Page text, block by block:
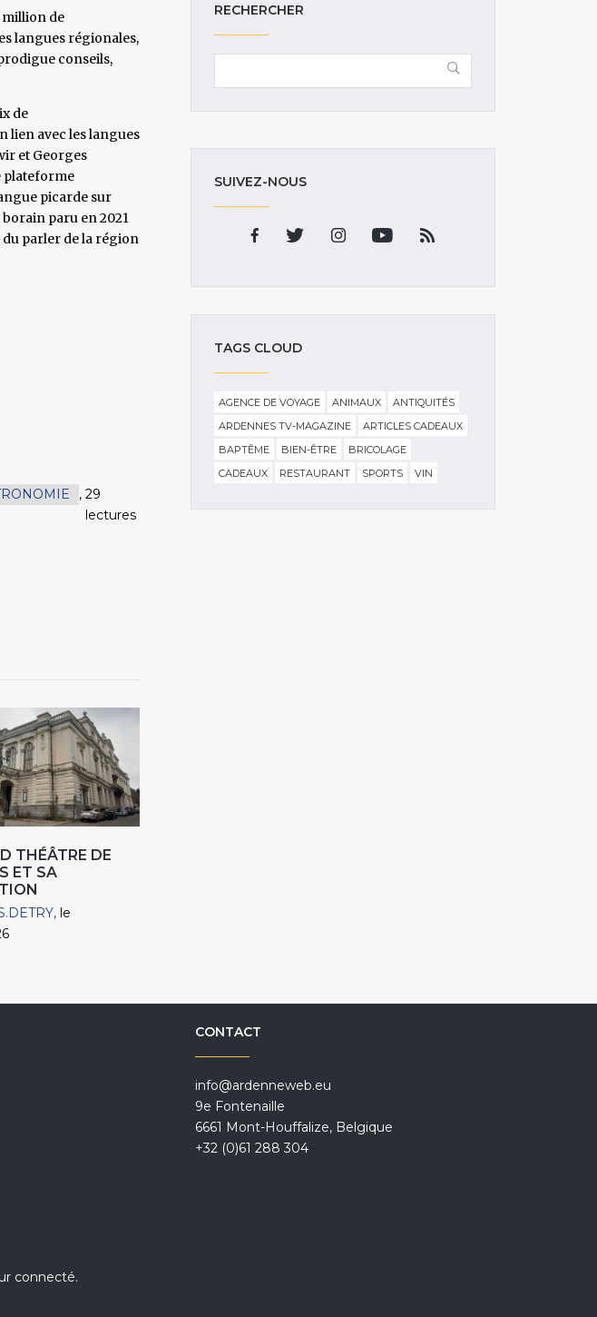
million de
langues régionales,
conseils,
de
lien avec les langues
et Georges
plateforme
picarde sur
paru en 2021
parler de la région
, 29
lectures
THÉÂTRE DE
ET SA
le
RECHERCHER
SUIVEZ-NOUS
TAGS CLOUD
AGENCE DE VOYAGE ANIMAUX
ANTIQUITÉS
ARDENNES TV-MAGAZINE
ARTICLES CADEAUX
BAPTÊME
BIEN-ÊTRE
BRICOLAGE
CADEAUX
RESTAURANT SPORTS VIN
connecté.
CONTACT
info@ardenneweb.eu
9e Fontenaille
6661 Mont-Houffalize, Belgique
+32 (0)61 288 304